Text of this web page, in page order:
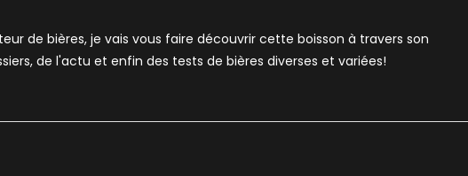
de bières, je vais vous faire découvrir cette boisson à travers son
de l'actu et enfin des tests de bières diverses et variées!